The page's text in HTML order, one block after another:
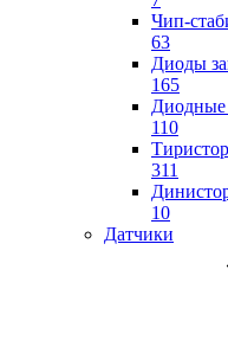
Чип-
63
Диоды
165
Диодные
110
311
10
Датчики